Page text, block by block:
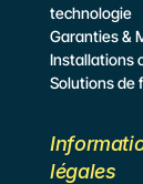
technologie
Garanties &
Installations
Solutions de
légales